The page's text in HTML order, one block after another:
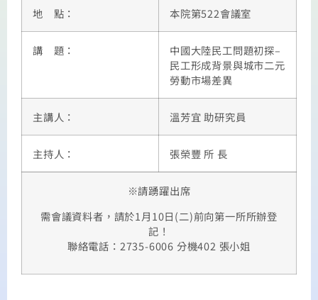
地 點： 本院第522會議室
講 題：
中國大陸民工問題初探–
民工形成背景與城市二元
勞動市場差異
主講人： 溫芳宜 助研究員
主持人： 張榮豐 所 長
※請踴躍出席
需會議資料者，請於1月10日(二)前向第一所所辦登
記！
聯絡電話：2735-6006 分機402 張小姐